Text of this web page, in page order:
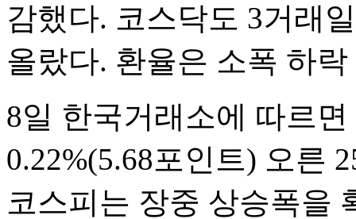
감했다. 코스닥도 3거래
올랐다. 환율은 소폭 하
8일 한국거래소에 따르
0.22%(5.68포인트) 오른
코스피는 장중 상승폭을